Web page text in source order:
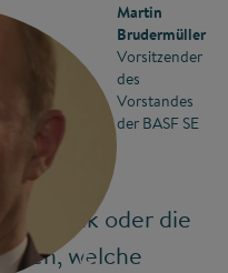
©
Martin
Brudermüller
Vorsitzender
des
Vorstandes
der BASF SE
Politik oder die
welche